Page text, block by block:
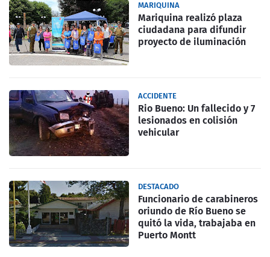
MARIQUINA
Mariquina realizó plaza
ciudadana para difundir
proyecto de iluminación
ACCIDENTE
Rio Bueno: Un fallecido y 7
lesionados en colisión
vehicular
DESTACADO
Funcionario de carabineros
oriundo de Río Bueno se
quitó la vida, trabajaba en
Puerto Montt